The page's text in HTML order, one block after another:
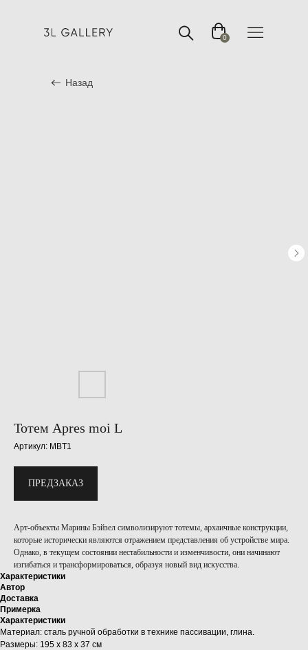
0
Назад
Тотем Apres moi L
Артикул: MBT1
ПРЕДЗАКАЗ
Арт-объекты Марины Бэйзел символизируют тотемы, архаичные конструкции,
которые исторически являются отражением представления об устройстве мира.
Однако, в текущем состоянии нестабильности и изменчивости, они начинают
изгибаться и трансформироваться, образуя новый вид искусства.
Характеристики
Автор
Доставка
Примерка
Характеристики
Материал: сталь ручной обработки в технике пассивации, глина.
Размеры: 195 х 83 х 37 см